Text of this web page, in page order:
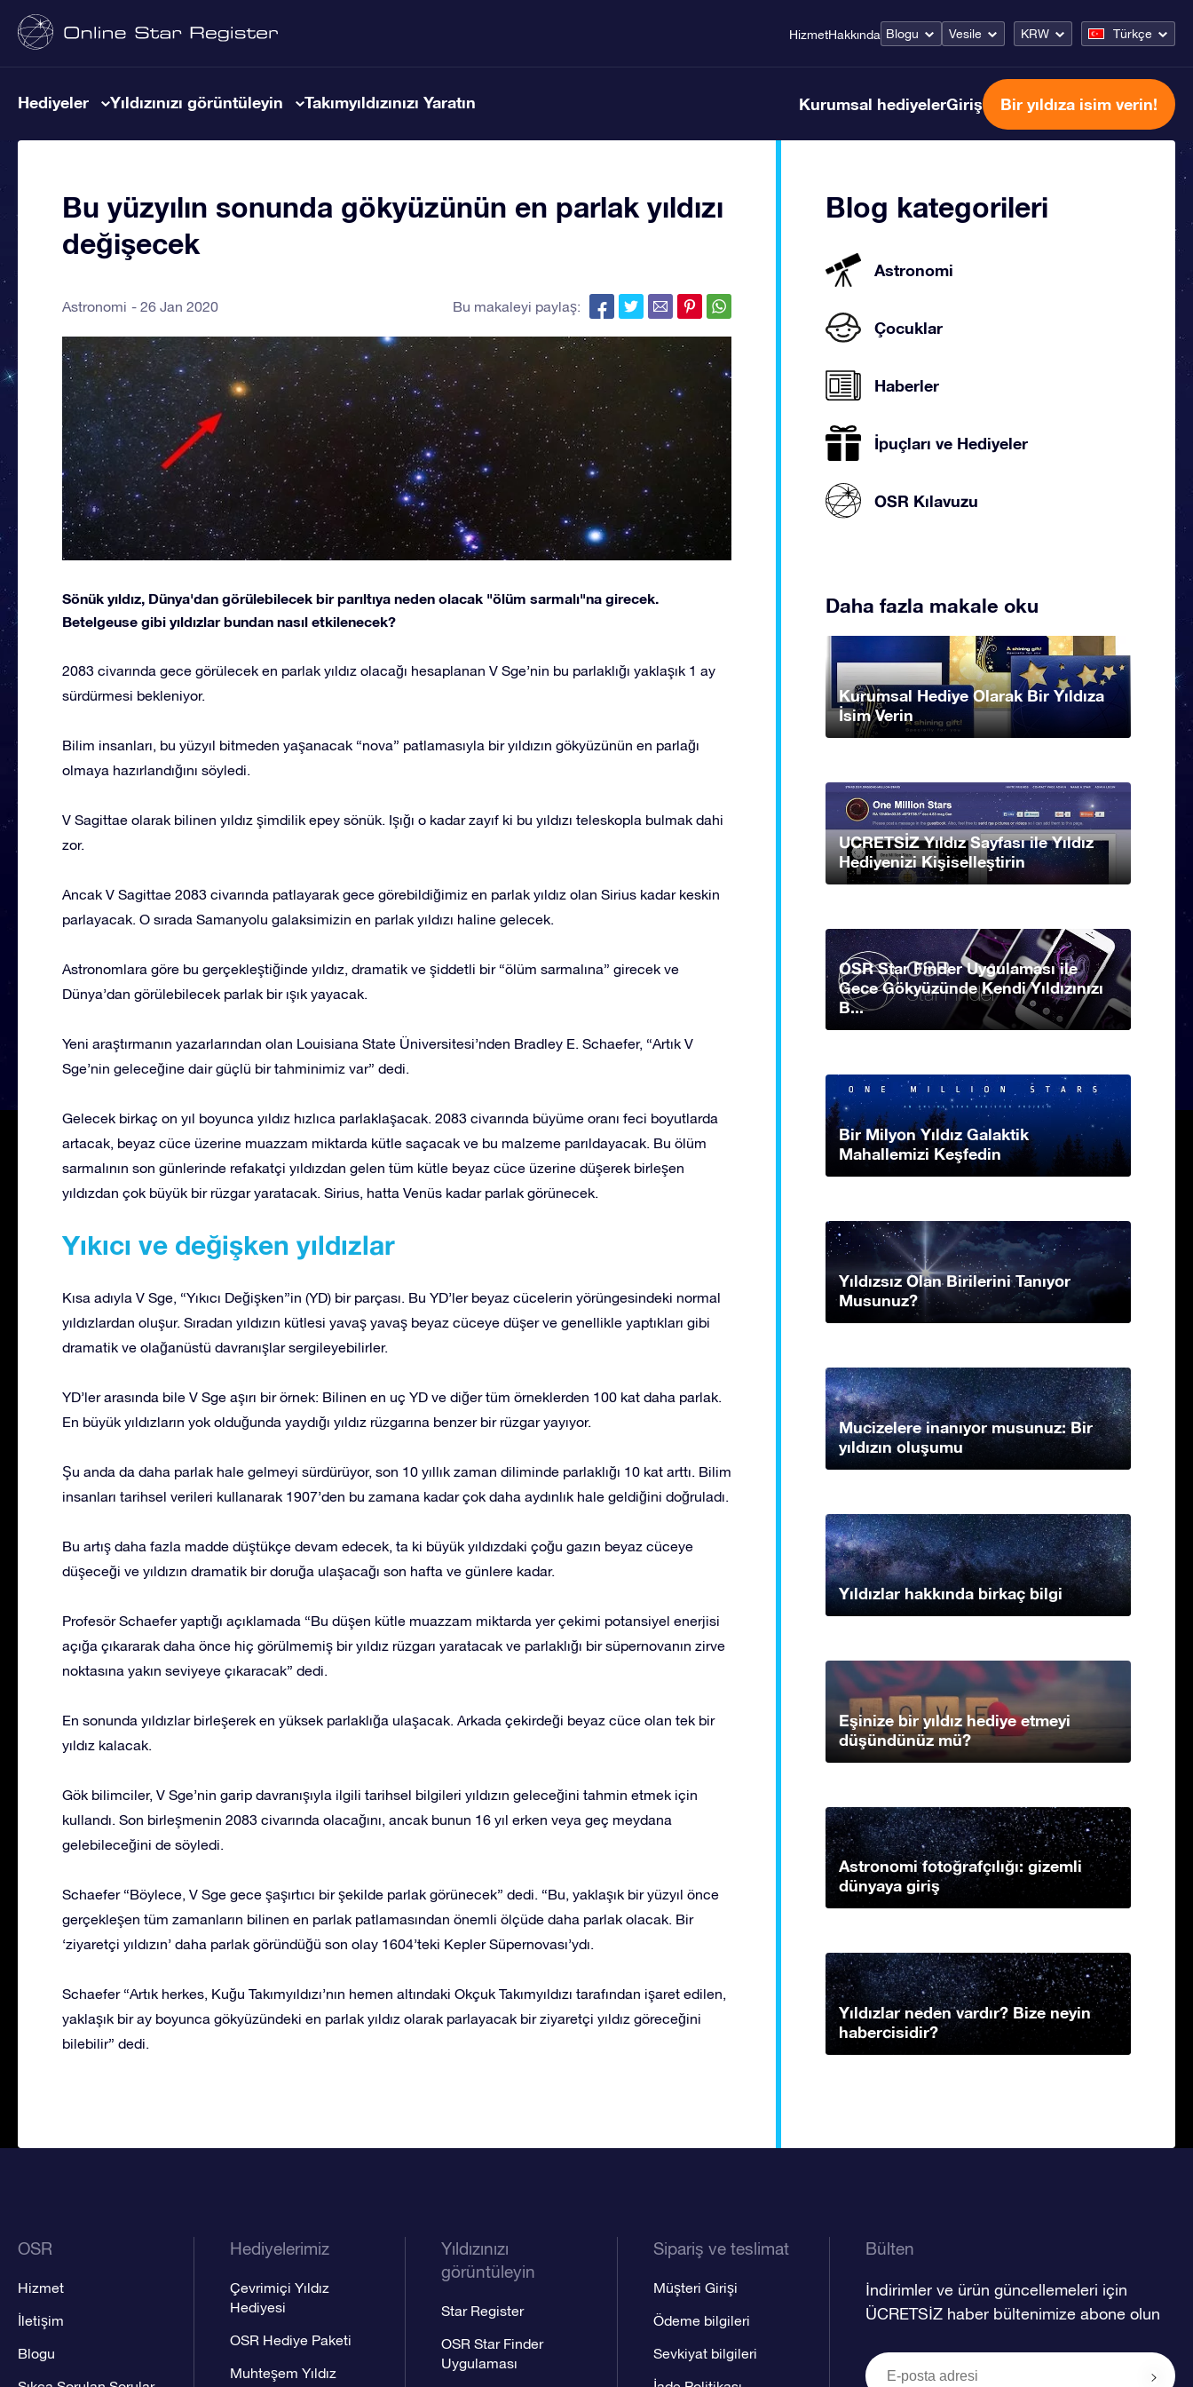
HizmetHakkında Blogu Vesile KRW Türkçe
Hediyeler Yıldızınızı görüntüleyin Takımyıldızınızı Yaratın Kurumsal hediyelerGiriş Bir yıldıza isim verin!
Bu yüzyılın sonunda gökyüzünün en parlak yıldızı
değişecek
Astronomi 26 Jan 2020 Bu makaleyi paylaş:
Sönük yıldız, Dünya'dan görülebilecek bir parıltıya neden olacak "ölüm sarmalı"na girecek.
Betelgeuse gibi yıldızlar bundan nasıl etkilenecek?
2083 civarında gece görülecek en parlak yıldız olacağı hesaplanan V Sge’nin bu parlaklığı yaklaşık 1 ay
sürdürmesi bekleniyor.
Bilim insanları, bu yüzyıl bitmeden yaşanacak “nova” patlamasıyla bir yıldızın gökyüzünün en parlağı
olmaya hazırlandığını söyledi.
V Sagittae olarak bilinen yıldız şimdilik epey sönük. Işığı o kadar zayıf ki bu yıldızı teleskopla bulmak dahi
zor.
Ancak V Sagittae 2083 civarında patlayarak gece görebildiğimiz en parlak yıldız olan Sirius kadar keskin
parlayacak. O sırada Samanyolu galaksimizin en parlak yıldızı haline gelecek.
Astronomlara göre bu gerçekleştiğinde yıldız, dramatik ve şiddetli bir “ölüm sarmalına” girecek ve
Dünya’dan görülebilecek parlak bir ışık yayacak.
Yeni araştırmanın yazarlarından olan Louisiana State Üniversitesi’nden Bradley E. Schaefer, “Artık V
Sge’nin geleceğine dair güçlü bir tahminimiz var” dedi.
Gelecek birkaç on yıl boyunca yıldız hızlıca parlaklaşacak. 2083 civarında büyüme oranı feci boyutlarda
artacak, beyaz cüce üzerine muazzam miktarda kütle saçacak ve bu malzeme parıldayacak. Bu ölüm
sarmalının son günlerinde refakatçi yıldızdan gelen tüm kütle beyaz cüce üzerine düşerek birleşen
yıldızdan çok büyük bir rüzgar yaratacak. Sirius, hatta Venüs kadar parlak görünecek.
Yıkıcı ve değişken yıldızlar
Kısa adıyla V Sge, “Yıkıcı Değişken”in (YD) bir parçası. Bu YD’ler beyaz cücelerin yörüngesindeki normal
yıldızlardan oluşur. Sıradan yıldızın kütlesi yavaş yavaş beyaz cüceye düşer ve genellikle yaptıkları gibi
dramatik ve olağanüstü davranışlar sergileyebilirler.
YD’ler arasında bile V Sge aşırı bir örnek: Bilinen en uç YD ve diğer tüm örneklerden 100 kat daha parlak.
En büyük yıldızların yok olduğunda yaydığı yıldız rüzgarına benzer bir rüzgar yayıyor.
Şu anda da daha parlak hale gelmeyi sürdürüyor, son 10 yıllık zaman diliminde parlaklığı 10 kat arttı. Bilim
insanları tarihsel verileri kullanarak 1907’den bu zamana kadar çok daha aydınlık hale geldiğini doğruladı.
Bu artış daha fazla madde düştükçe devam edecek, ta ki büyük yıldızdaki çoğu gazın beyaz cüceye
düşeceği ve yıldızın dramatik bir doruğa ulaşacağı son hafta ve günlere kadar.
Profesör Schaefer yaptığı açıklamada “Bu düşen kütle muazzam miktarda yer çekimi potansiyel enerjisi
açığa çıkararak daha önce hiç görülmemiş bir yıldız rüzgarı yaratacak ve parlaklığı bir süpernovanın zirve
noktasına yakın seviyeye çıkaracak” dedi.
En sonunda yıldızlar birleşerek en yüksek parlaklığa ulaşacak. Arkada çekirdeği beyaz cüce olan tek bir
yıldız kalacak.
Gök bilimciler, V Sge’nin garip davranışıyla ilgili tarihsel bilgileri yıldızın geleceğini tahmin etmek için
kullandı. Son birleşmenin 2083 civarında olacağını, ancak bunun 16 yıl erken veya geç meydana
gelebileceğini de söyledi.
Schaefer “Böylece, V Sge gece şaşırtıcı bir şekilde parlak görünecek” dedi. “Bu, yaklaşık bir yüzyıl önce
gerçekleşen tüm zamanların bilinen en parlak patlamasından önemli ölçüde daha parlak olacak. Bir
‘ziyaretçi yıldızın’ daha parlak göründüğü son olay 1604’teki Kepler Süpernovası’ydı.
Schaefer “Artık herkes, Kuğu Takımyıldızı’nın hemen altındaki Okçuk Takımyıldızı tarafından işaret edilen,
yaklaşık bir ay boyunca gökyüzündeki en parlak yıldız olarak parlayacak bir ziyaretçi yıldız göreceğini
bilebilir” dedi.
Blog kategorileri
Astronomi
Çocuklar
Haberler
İpuçları ve Hediyeler
OSR Kılavuzu
Daha fazla makale oku
Kurumsal Hediye Olarak Bir Yıldıza
İsim Verin
UCRETSİZ Yıldız Sayfası ile Yıldız
Hediyenizi Kişiselleştirin
OSR Star Finder Uygulaması ile
Gece Gökyüzünde Kendi Yıldızınızı
B...
Bir Milyon Yıldız Galaktik
Mahallemizi Keşfedin
Yıldızsız Olan Birilerini Tanıyor
Musunuz?
Mucizelere inanıyor musunuz: Bir
yıldızın oluşumu
Yıldızlar hakkında birkaç bilgi
Eşinize bir yıldız hediye etmeyi
düşündünüz mü?
Astronomi fotoğrafçılığı: gizemli
dünyaya giriş
Yıldızlar neden vardır? Bize neyin
habercisidir?
OSR
Hizmet
İletişim
Blogu
Hediyelerimiz
Çevrimiçi Yıldız
Hediyesi
OSR Hediye Paketi
Muhteşem Yıldız
Yıldızınızı
görüntüleyin
Star Register
OSR Star Finder
Uygulaması
Sipariş ve teslimat
Müşteri Girişi
Ödeme bilgileri
Sevkiyat bilgileri
Bülten
İndirimler ve ürün güncellemeleri için
ÜCRETSİZ haber bültenimize abone olun